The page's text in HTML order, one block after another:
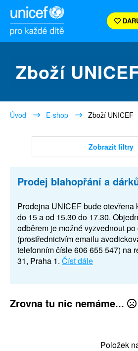
Zboží
Úvod E-shop Zboží UNICEF
Zobrazit filtry
Prodej blahopřání a
Prodejna UNICEF bude otevřena
do 15 a od 15.30 do 17.30.
odběrem je možné vyzvednout
(prostřednictvím emailu
telefonním čísle 606 655 547) na
31, Praha 1. Číst dále
Zrovna tu nic nemáme...
Položek